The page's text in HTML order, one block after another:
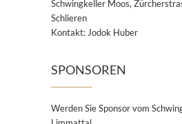
Schwingkeller Moos,
Schlieren
Kontakt: Jodok Huber
SPONSOREN
Werden Sie Sponsor vom